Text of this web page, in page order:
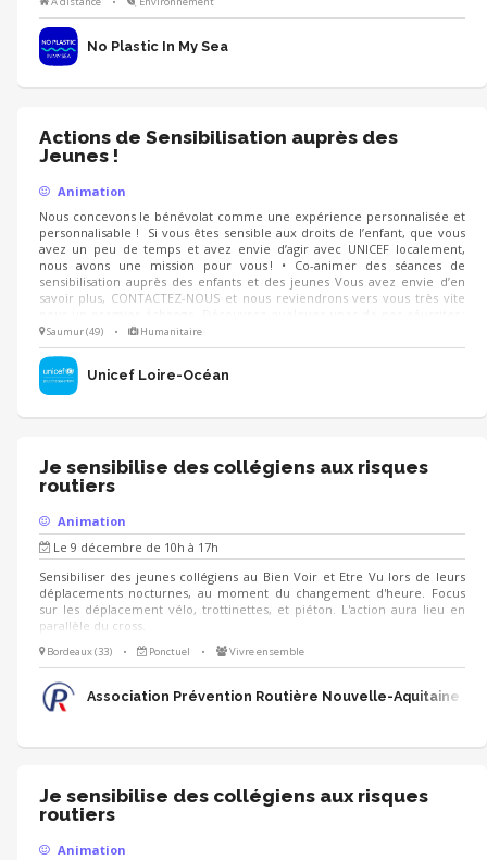
campagne axée sur la santé, de nouveaux outils et de nombreux
événements de sensibilisation.
No Plastic In My Sea
Actions de Sensibilisation auprès des
Jeunes !
Animation
Nous concevons le bénévolat comme une expérience personnalisée et
personnalisable ! Si vous êtes sensible aux droits de l’enfant, que vous
avez un peu de temps et avez envie d’agir avec UNICEF localement,
nous avons une mission pour vous ! • Co-animer des séances de
sensibilisation auprès des enfants et des jeunes Vous avez envie d’en
savoir plus, CONTACTEZ-NOUS et nous reviendrons vers vous très vite
Le Prix littérature jeunesse UNICEF, l'anniversaire de la CIDE le 20
novembre, la consultation nationale..
Saumur (49) • Humanitaire
Unicef Loire-Océan
Je sensibilise des collégiens aux risques
routiers
Animation
Le 9 décembre de 10h à 17h
Sensibiliser des jeunes collégiens au Bien Voir et Etre Vu lors de leurs
déplacements nocturnes, au moment du changement d'heure. Focus
sur les déplacement vélo, trottinettes, et piéton. L'action aura lieu en
parallèle du cross.
Bordeaux (33) • Ponctuel • Vivre ensemble
Association Prévention Routière Nouvelle-Aquitaine
Je sensibilise des collégiens aux risques
routiers
Animation